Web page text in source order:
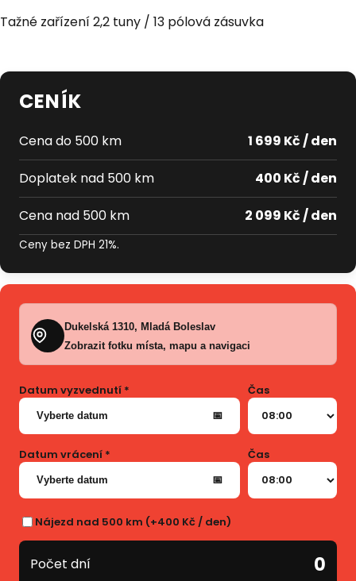
Tažné zařízení 2,2 tuny / 13 pólová zásuvka
CENÍK
Cena do 500 km 1 699 Kč / den
Doplatek nad 500 km 400 Kč / den
Cena nad 500 km 2 099 Kč / den
Ceny bez DPH 21%.
Dukelská 1310, Mladá Boleslav
Zobrazit fotku místa, mapu a navigaci
Datum vyzvednutí *
Vyberte datum 📅
Čas
Datum vrácení *
Vyberte datum 📅
Čas
Nájezd nad 500 km (+400 Kč / den)
Počet dní 0